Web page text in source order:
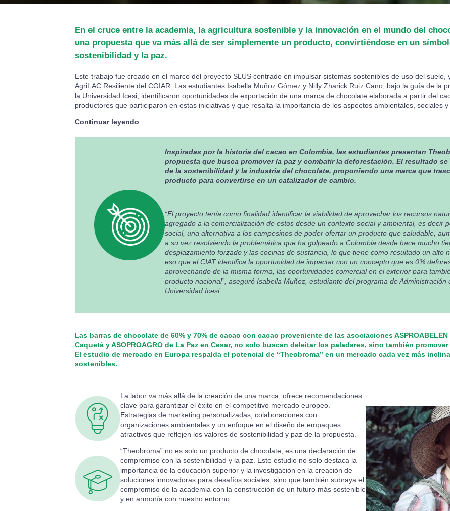
En el cruce entre la academia, la agricultura sostenible y la innovación en el mundo del
una propuesta que va más allá de ser simplemente un producto, convirtiéndose en un
sostenibilidad y la paz.
Este trabajo fue creado en el marco del proyecto SLUS centrado en impulsar sistemas sostenibles de uso del suelo,
AgriLAC Resiliente del CGIAR. Las estudiantes Isabella Muñoz Gómez y Nilly Zharick Ruiz Cano, bajo la guía de la
la Universidad Icesi, identificaron oportunidades de exportación de una marca de chocolate elaborada a partir del
productores que participaron en estas iniciativas y que resalta la importancia de los aspectos ambientales, sociales y
Continuar leyendo:
propuesta
chocolate
Colombiano
100%
Paz
y
0%
deforestación”
Inspiradas por la historia del cacao en Colombia, las estudiantes presentan
propuesta que busca promover la paz y combatir la deforestación. El resultado
de la sostenibilidad y la industria del chocolate, proponiendo una marca que
producto para convertirse en un catalizador de cambio.
“El proyecto tenía como finalidad identificar la viabilidad de aprovechar los recursos
agregado a la comercialización de estos desde un contexto social y ambiental, es decir
social, una alternativa a los campesinos de poder ofertar un producto que saludable,
a su vez resolviendo la problemática que ha golpeado a Colombia desde hace mucho
desplazamiento forzado y las cocinas de sustancia, lo que tiene como resultado un alto
eso que el CIAT identifica la oportunidad de impactar con un concepto que es 0%
aprovechando de la misma forma, las oportunidades comercial en el exterior para
producto nacional”, aseguró Isabella Muñoz, estudiante del programa de Administración
Universidad Icesi.
Las barras de chocolate de 60% y 70% de cacao con cacao proveniente de las asociaciones
Caquetá y ASOPROAGRO de La Paz en Cesar, no solo buscan deleitar los paladares, sino también
El estudio de mercado en Europa respalda el potencial de “Theobroma” en un mercado cada vez más
sostenibles.
La labor va más allá de la creación de una marca; ofrece recomendaciones
clave para garantizar el éxito en el competitivo mercado europeo.
Estrategias de marketing personalizadas, colaboraciones con
organizaciones ambientales y un enfoque en el diseño de empaques
atractivos que reflejen los valores de sostenibilidad y paz de la propuesta.
“Theobroma” no es solo un producto de chocolate; es una declaración de
compromiso con la sostenibilidad y la paz. Este estudio no solo destaca la
importancia de la educación superior y la investigación en la creación de
soluciones innovadoras para desafíos sociales, sino que también subraya el
compromiso de la academia con la construcción de un futuro más sostenible
y en armonía con nuestro entorno.